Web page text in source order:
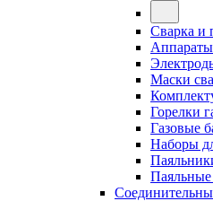
Сварка и
Маски
Горелки
Газовые
Наборы
Паяльные